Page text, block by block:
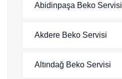
Abidinpaşa Beko Servisi
Akdere Beko Servisi
Altındağ Beko Servisi